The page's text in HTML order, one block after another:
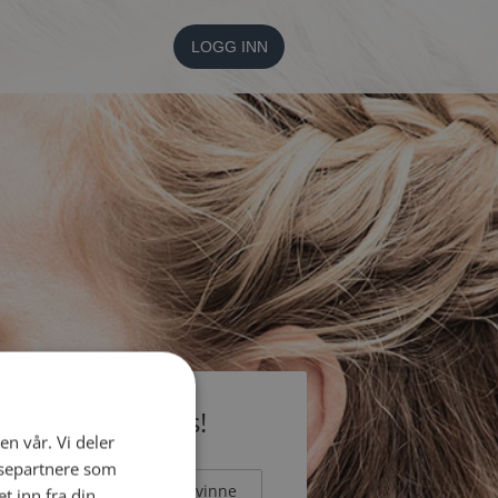
LOGG INN
Bli medlem gratis!
Mann Kvinne
vår. Vi deler
som